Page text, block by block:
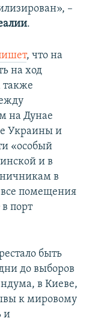
–
.
, что на
на ход
также
на Дунае
Украины и
«особый
и в
в
все помещения
порт
быть
до выборов
в Киеве,
к мировому
и